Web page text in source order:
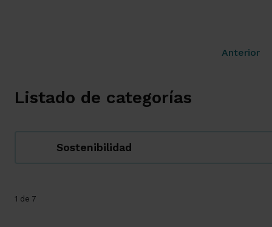
Anterior
Listado de categorías
Sostenibilidad
1 de 7